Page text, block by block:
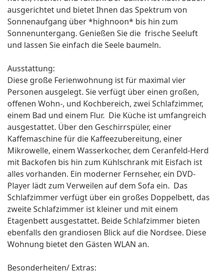
ausgerichtet und bietet Ihnen das Spektrum von
Sonnenaufgang über *highnoon* bis hin zum
Sonnenuntergang. Genießen Sie die frische Seeluft
und lassen Sie einfach die Seele baumeln.
Ausstattung:
Diese große Ferienwohnung ist für maximal vier
Personen ausgelegt. Sie verfügt über einen großen,
offenen Wohn-, und Kochbereich, zwei Schlafzimmer,
einem Bad und einem Flur. Die Küche ist umfangreich
ausgestattet. Über den Geschirrspüler, einer
Kaffemaschine für die Kaffeezubereitung, einer
Mikrowelle, einem Wasserkocher, dem Ceranfeld-Herd
mit Backofen bis hin zum Kühlschrank mit Eisfach ist
alles vorhanden. Ein moderner Fernseher, ein DVD-
Player lädt zum Verweilen auf dem Sofa ein. Das
Schlafzimmer verfügt über ein großes Doppelbett, das
zweite Schlafzimmer ist kleiner und mit einem
Etagenbett ausgestattet. Beide Schlafzimmer bieten
ebenfalls den grandiosen Blick auf die Nordsee. Diese
Wohnung bietet den Gästen WLAN an.
Besonderheiten/ Extras: